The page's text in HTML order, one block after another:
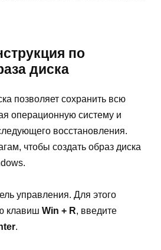
по
диска
позволяет сохранить всю
операционную систему и
восстановления.
чтобы создать образ диска
управления. Для этого
клавиш Win + R, введите
.